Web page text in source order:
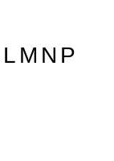
L M N P